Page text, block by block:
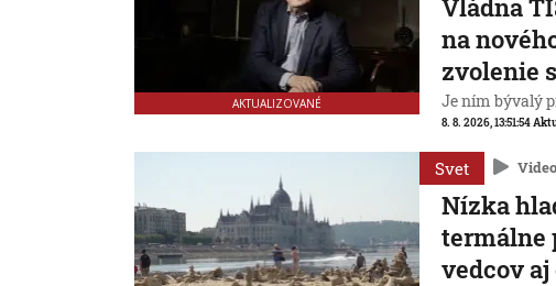
AKTUALIZOVANÉ
Vládna
na
zvolenie
Je ním bývalý
8. 8. 2026, 13:51:54
Svet Video
Nízka
termálne
vedcov